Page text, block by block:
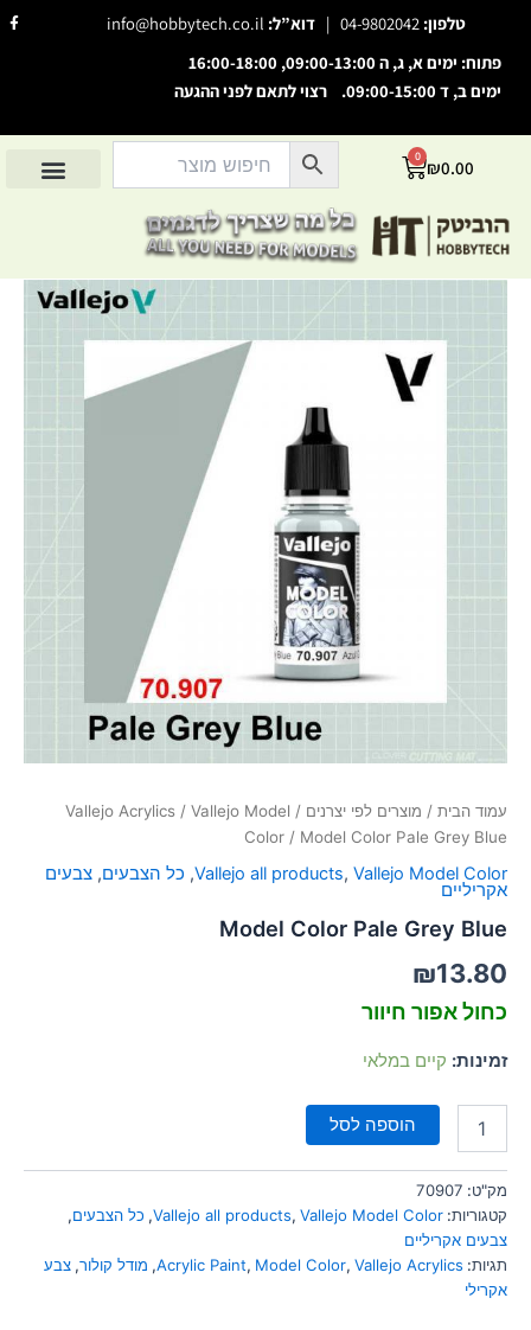
visibility_off השבת את ההבזקים
סמן כותרות
settings צבע רקע
zoom_out זום (הקטנה)
זום (הגדלה)
remove_circle_outline
add_circle_outline הגדלת גופן
spellcheck
brightness_high ניגודיות בהירה
brightness_low ניגודיות כהה
format_underlined הוסף קו תחתון לקישורים
font_download סמן קישורים
לאפס
את
כל
האפשרויות
טלפון: 04-9802042
| דוא”ל: info@hobbytech.co.il
F
a
פתוח: ימים א, ג, ה 09:00-13:00, 16:00-18:00
ימים ב, ד 09:00-15:00. רצוי לתאם לפני ההגעה
₪0.00
0
עגלת
עמוד הבית / מוצרים לפי יצרנים /
Vallejo Acrylics / Vallejo Model
Color / Model Color Pale Grey Blue
Vallejo all products, Vallejo Model Color
, כל הצבעים, צבעים
אקריליים
Model Color Pale Grey Blue
₪13.80
כחול אפור חיוור
זמינות: קיים במלאי
Blue
הוספה לסל
מק"ט: 70907
קטגוריות:
Vallejo all products, Vallejo Model Color
, כל הצבעים,
צבעים אקריליים
תגיות:
Acrylic Paint, Model Color, Vallejo Acrylics
, מודל קולור, צבע
אקרילי